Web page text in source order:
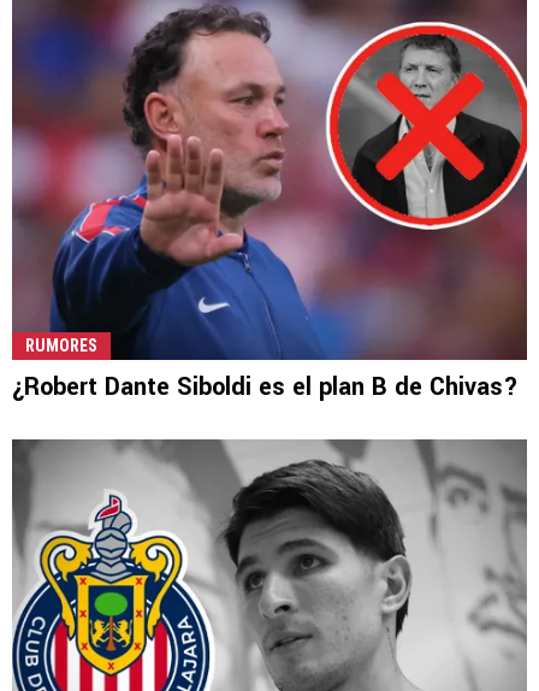
RUMORES
¿Robert Dante Siboldi es el plan B de Chivas?